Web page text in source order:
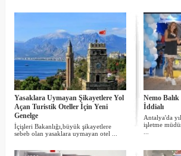
Yasaklara Uymayan Şikayetlere Yol
Açan Turistik Oteller İçin Yeni
Genelge
İçişleri Bakanlığı,büyük şikayetlere
sebeb olan yasaklara uymayan otel ...
Nemo
İddialı
Antalya'da
işletme